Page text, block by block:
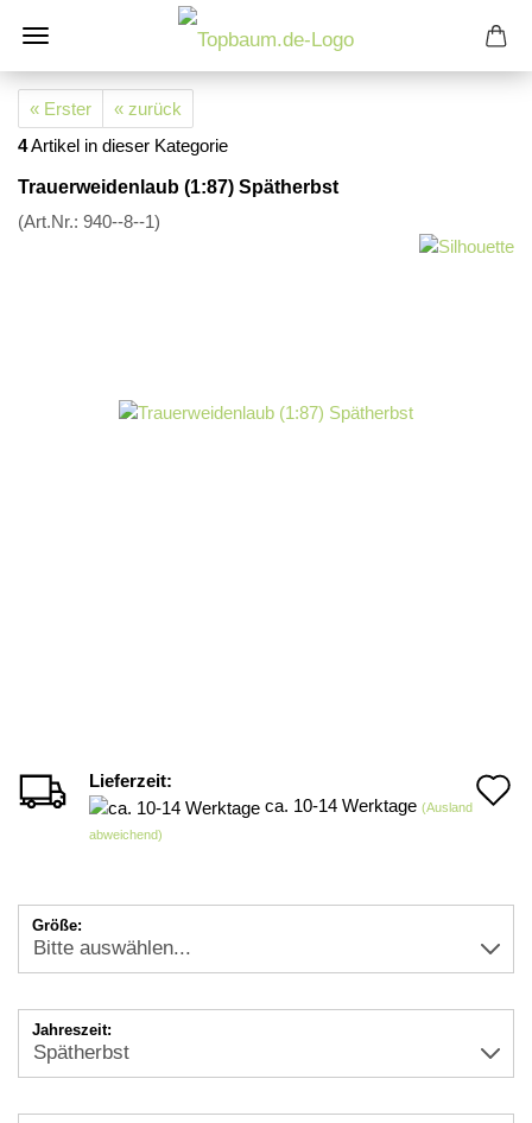
« Erster
« zurück
4Artikel in dieser Kategorie
Trauerweidenlaub (1:87) Spätherbst
(Art.Nr.: 940--8--1)
Lieferzeit:
ca. 10-14 Werktage (Ausland
abweichend)
Größe:
Jahreszeit: